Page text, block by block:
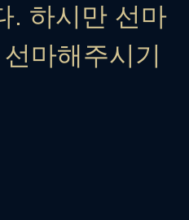
. 하시만 선마
마해주시기